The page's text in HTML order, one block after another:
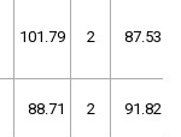
101.79 2 87.53
88.71 2 91.82